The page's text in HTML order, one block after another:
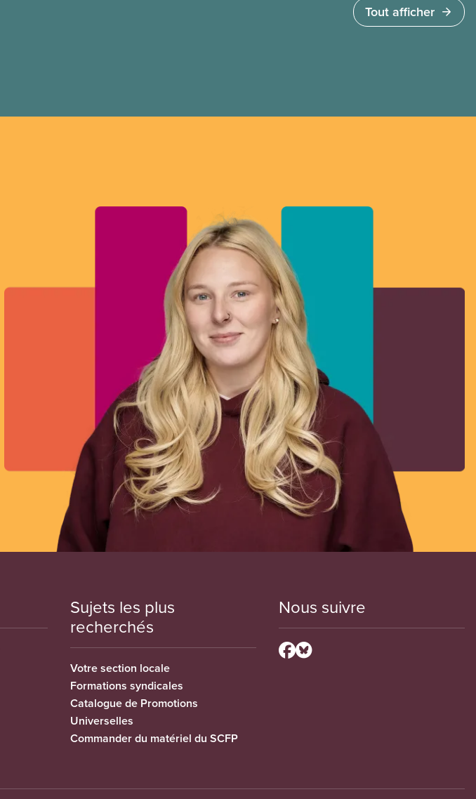
de l’entreprise. Le gouvernement libéral a
invoqué l’article 107 du Code canadien du travail
Tout afficher
Sujets les plus
recherchés
Votre section locale
Formations syndicales
Catalogue de Promotions
Universelles
Commander du matériel du SCFP
Nous suivre